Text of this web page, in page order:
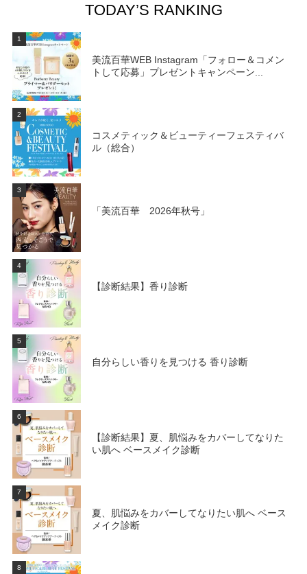
TODAY’S RANKING
1
美流百華WEB Instagram「フォロー＆コメン
トして応募」プレゼントキャンペーン...
2
コスメティック＆ビューティーフェスティバ
ル（総合）
3
「美流百華 2026年秋号」
4
【診断結果】香り診断
5
自分らしい香りを見つける 香り診断
6
【診断結果】夏、肌悩みをカバーしてなりた
い肌へ ベースメイク診断
7
夏、肌悩みをカバーしてなりたい肌へ ベース
メイク診断
8